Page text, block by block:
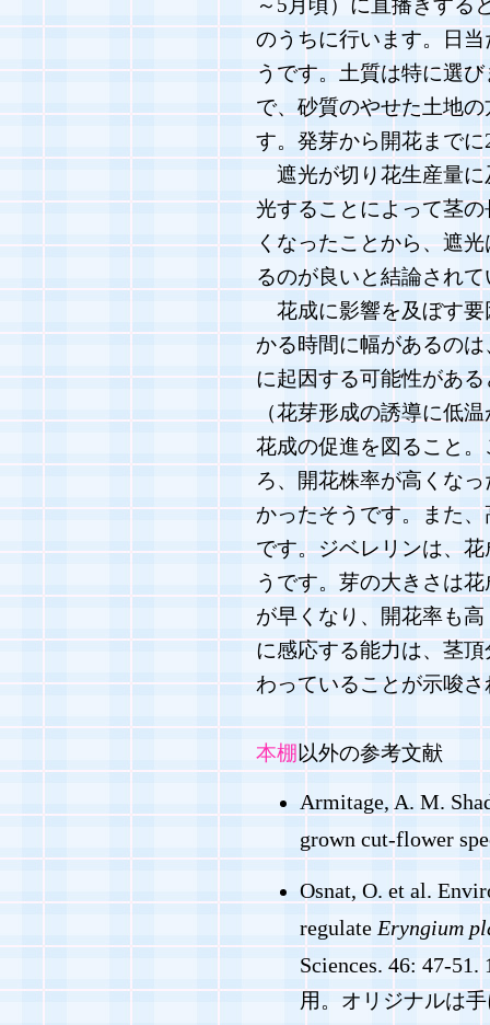
～5月頃）に直播きする
のうちに行います。日
うです。土質は特に選
で、砂質のやせた土地
す。発芽から開花まで
遮光が切り花生産量に
光することによって茎
くなったことから、遮
るのが良いと結論され
花成に影響を及ぼす要
かる時間に幅があるの
に起因する可能性があ
（花芽形成の誘導に低
花成の促進を図ること
ろ、開花株率が高くな
かったそうです。また
です。ジベレリンは、
うです。芽の大きさは
が早くなり、開花率も
に感応する能力は、茎
わっていることが示唆
本棚以外の参考文献
Armitage, A. M.
grown cut-flower
Osnat, O. et al.
regulate Eryngium
Sciences. 46: 47-51.
用。オリジナルは